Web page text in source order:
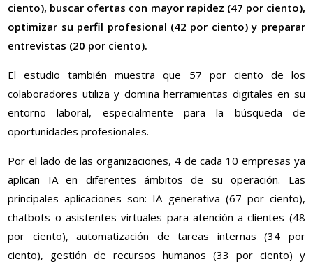
ciento), buscar ofertas con mayor rapidez (47 por ciento),
optimizar su perfil profesional (42 por ciento) y preparar
entrevistas (20 por ciento).
El estudio también muestra que 57 por ciento de los
colaboradores utiliza y domina herramientas digitales en su
entorno laboral, especialmente para la búsqueda de
oportunidades profesionales.
Por el lado de las organizaciones, 4 de cada 10 empresas ya
aplican IA en diferentes ámbitos de su operación. Las
principales aplicaciones son: IA generativa (67 por ciento),
chatbots o asistentes virtuales para atención a clientes (48
por ciento), automatización de tareas internas (34 por
ciento), gestión de recursos humanos (33 por ciento) y